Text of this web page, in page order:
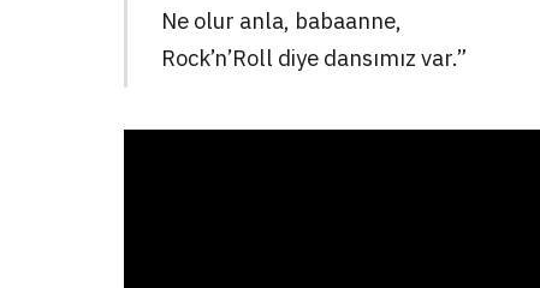
Ne olur anla, babaanne,
Rock’n’Roll diye dansımız var.”